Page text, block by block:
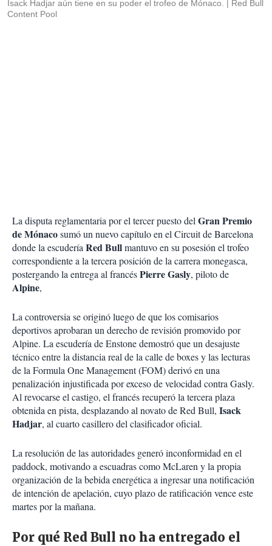
Isack Hadjar aún tiene en su poder el trofeo de Mónaco.
Red Bull
Content Pool
La disputa reglamentaria por el tercer puesto delGran Premio
de Mónacosumó un nuevo capítulo en el Circuit de Barcelona
donde la escuderíaRed Bullmantuvo en su posesión el trofeo
correspondiente a la tercera posición de la carrera monegasca,
postergando la entrega al francésPierre Gasly, piloto de
Alpine,
La controversia se originó luego de que los comisarios
deportivos aprobaran un derecho de revisión promovido por
Alpine. La escudería de Enstone demostró que un desajuste
técnico entre la distancia real de la calle de boxes y las lecturas
de la Formula One Management (FOM) derivó en una
penalización injustificada por exceso de velocidad contra Gasly.
Al revocarse el castigo, el francés recuperó la tercera plaza
obtenida en pista, desplazando al novato de Red Bull, Isack
Hadjar, al cuarto casillero del clasificador oficial.
La resolución de las autoridades generó inconformidad en el
paddock, motivando a escuadras como McLaren y la propia
organización de la bebida energética a ingresar una notificación
de intención de apelación, cuyo plazo de ratificación vence este
martes por la mañana.
Por qué Red Bull no ha entregado el